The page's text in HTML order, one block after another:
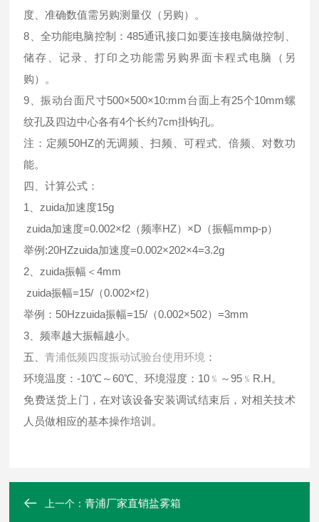
度、准确数值需另购测量仪（另购）。
8、全功能电脑控制：485通讯接口如要连接电脑做控制、
储存、记录、打印之功能需另购界面卡程式电脑（另
购）。
9、振动台面尺寸500×500×10:mm台面上有25个10mm螺
纹孔及四边中心各有4个长约7cm掛钩孔。
注：定频50HZ的无调频、扫频、可程式、倍频、对数功
能。
四、计算公式：
1、zuida加速度15g
zuida加速度=0.002×f2（频率HZ）×D（振幅mmp-p）
举例:20HZzuida加速度=0.002×202×4=3.2g
2、zuida振幅＜4mm
zuida振幅=15/（0.002×f2）
举例：50Hzzuida振幅=15/（0.002×502）=3mm
3、频率越大振幅越小。
五、青浦低频四度振动试验台使用环境 ：
环境温度：-10℃～60℃、环境湿度：10﹪～95﹪R.H。
免费送货上门，在对该设备安装调试结束后，对相关技术
人员做相应的基本操作培训。
上一个：青浦厂家直销盐雾箱